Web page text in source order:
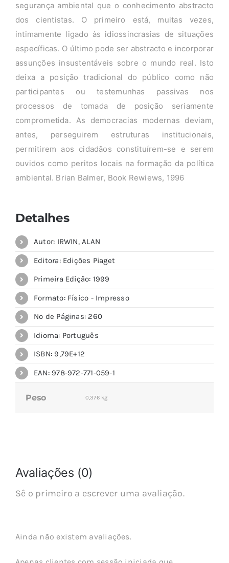
segurança ambiental que o conhecimento abstracto
dos cientistas. O primeiro está, muitas vezes,
intimamente ligado às idiossincrasias de situações
específicas. O último pode ser abstracto e incorporar
assunções insustentáveis sobre o mundo real. Isto
deixa a posição tradicional do público como não
participantes ou testemunhas passivas nos
processos de tomada de posição seriamente
comprometida. As democracias modernas deviam,
antes, perseguirem estruturas institucionais,
permitirem aos cidadãos constituírem-se e serem
ouvidos como peritos locais na formação da política
ambiental. Brian Balmer, Book Rewiews, 1996
Detalhes
Autor: IRWIN, ALAN
Editora: Edições Piaget
Primeira Edição: 1999
Formato: Físico - Impresso
Nº de Páginas: 260
Idioma: Português
ISBN: 9,79E+12
EAN: 978-972-771-059-1
Peso 0,376 kg
Avaliações (0)
Sê o primeiro a escrever uma avaliação.
Ainda não existem avaliações.